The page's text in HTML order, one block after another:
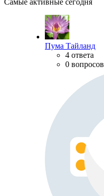
Самые активные сегодня
Пума Тайланд
4 ответа
0 вопросов